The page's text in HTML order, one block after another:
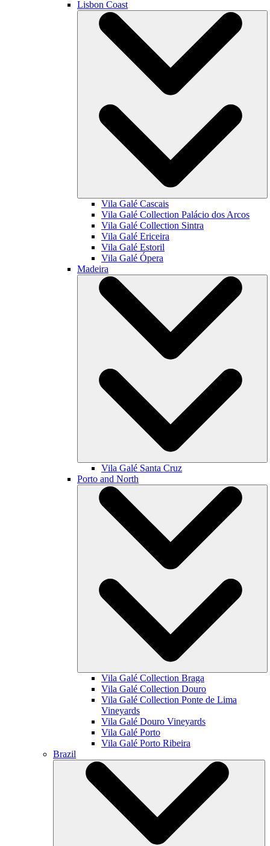
Lisbon Coast
Vila Galé Cascais
Vila Galé Collection Palácio dos Arcos
Vila Galé Collection Sintra
Vila Galé Ericeira
Vila Galé Estoril
Vila Galé Ópera
Madeira
Vila Galé Santa Cruz
Porto and North
Vila Galé Collection Braga
Vila Galé Collection Douro
Vila Galé Collection Ponte de Lima
Vineyards
Vila Galé Douro Vineyards
Vila Galé Porto
Vila Galé Porto Ribeira
Brazil